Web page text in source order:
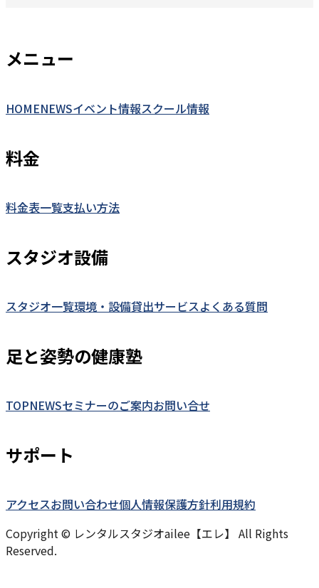
メニュー
HOMENEWSイベント情報スクール情報
料金
料金表一覧支払い方法
スタジオ設備
スタジオ一覧環境・設備貸出サービスよくある質問
足と姿勢の健康塾
TOPNEWSセミナーのご案内お問い合せ
サポート
アクセスお問い合わせ個人情報保護方針利用規約
Copyright © レンタルスタジオailee【エレ】 All Rights
Reserved.